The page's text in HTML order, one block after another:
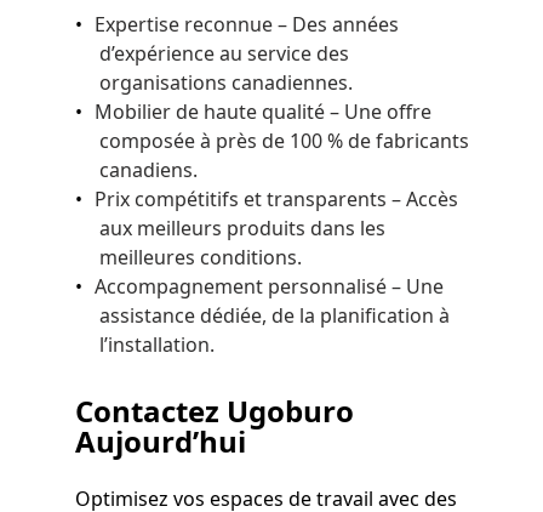
Expertise reconnue – Des années
d’expérience au service des
organisations canadiennes.
Mobilier de haute qualité – Une offre
composée à près de 100 % de fabricants
canadiens.
Prix compétitifs et transparents – Accès
aux meilleurs produits dans les
meilleures conditions.
Accompagnement personnalisé – Une
assistance dédiée, de la planification à
l’installation.
Contactez Ugoburo
Aujourd’hui
Optimisez vos espaces de travail avec des